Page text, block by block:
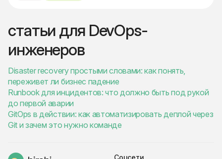
статьи для DevOps-
инженеров
Disaster recovery простыми словами: как понять,
переживет ли бизнес падение
Runbook для инцидентов: что должно быть под рукой
до первой аварии
GitOps в действии: как автоматизировать деплой через
Git и зачем это нужно команде